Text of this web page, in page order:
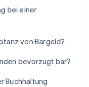
bei einer
von Bargeld?
bevorzugt bar?
Buchhaltung